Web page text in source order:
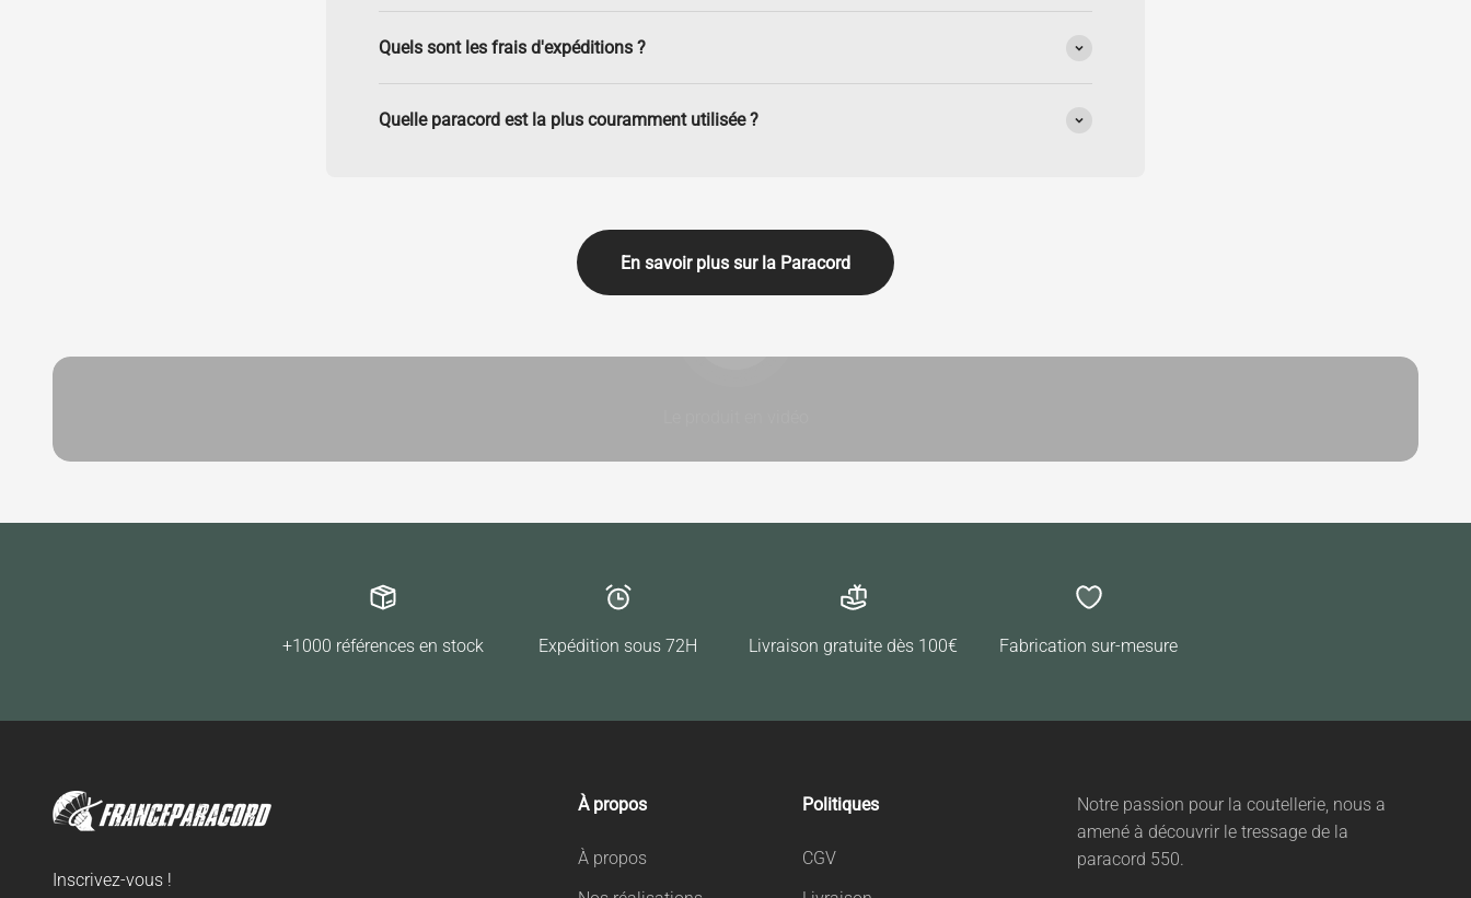
Quels sont les frais d'expéditions ?
Quelle paracord est la plus couramment utilisée ?
En savoir plus sur la Paracord
Lancer la video
+1000 références en stock Expédition sous 72H Livraison gratuite dès 100€ Fabrication sur-mesure
Inscrivez-vous !
À propos
À propos
Politiques
CGV
Notre passion pour la coutellerie, nous a
amené à découvrir le tressage de la
paracord 550.